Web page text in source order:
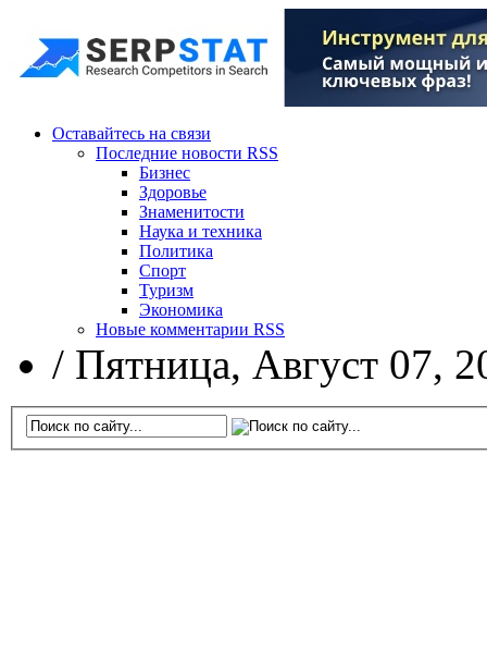
Оставайтесь на связи
Последние новости RSS
Бизнес
Здоровье
Знаменитости
Наука и техника
Политика
Спорт
Туризм
Экономика
Новые комментарии RSS
/ Пятница, Август 07,